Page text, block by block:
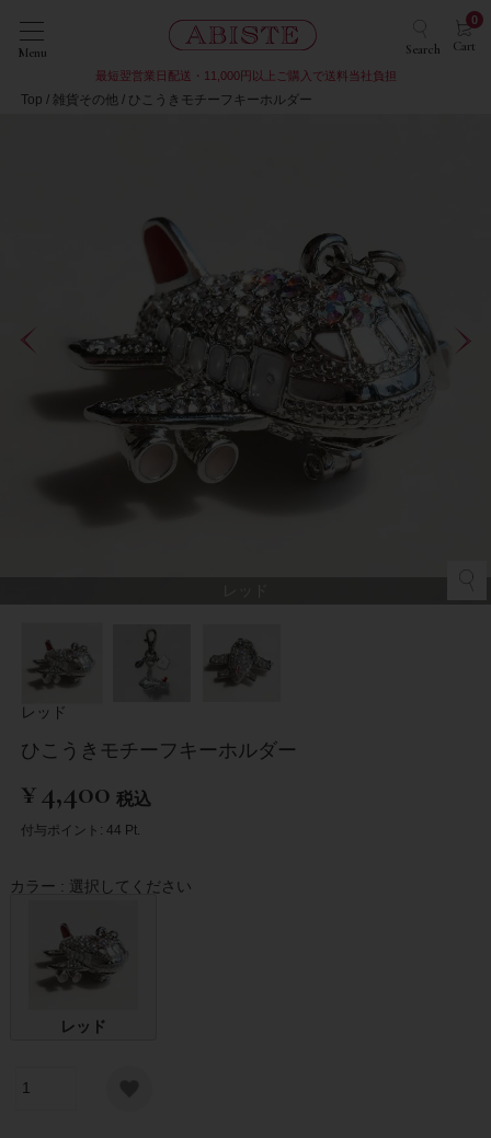
Menu Search Cart
0
最短翌営業日配送・11,000円以上ご購入で送料当社負担
Top 雑貨その他 ひこうきモチーフキーホルダー
レッド
ひこうきモチーフキーホルダー
¥4,400 税込
付与ポイント: 44 Pt.
カラー 選択してください
レッド